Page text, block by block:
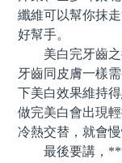
纖維可以幫你抹
好幫手。
美白完牙齒之
牙齒同皮膚一樣
下美白效果維持
做完美白會出現
冷熱交替，就會慢
最後要講，**